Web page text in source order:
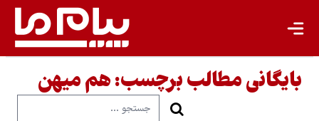
بایگانی مطالب برچسب:هم میهن